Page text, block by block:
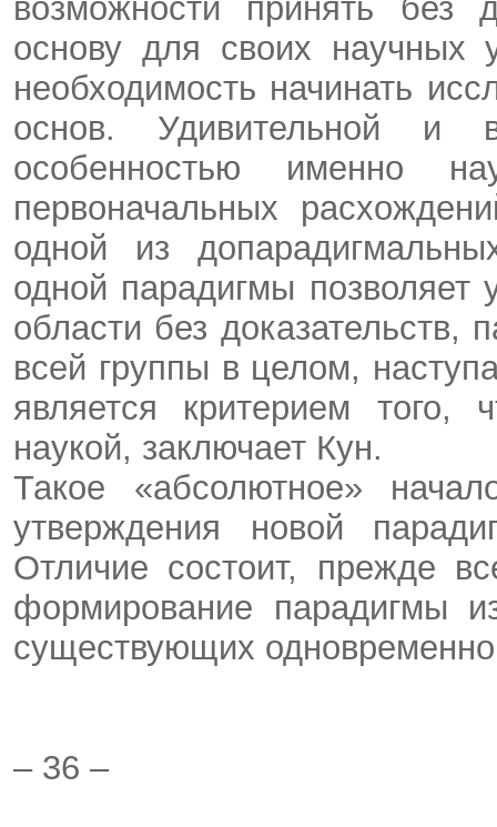
возможности принять без
основу для своих
необходимость начинать
основ. Удивительной и
особенностью именно
первоначальных
одной из
одной парадигмы позволяет
области без доказательств,
всей группы в целом,
является критерием того,
наукой, заключает Кун.
Такое «абсолютное»
утверждения новой
Отличие состоит, прежде
формирование парадигмы
существующих
– 36 –